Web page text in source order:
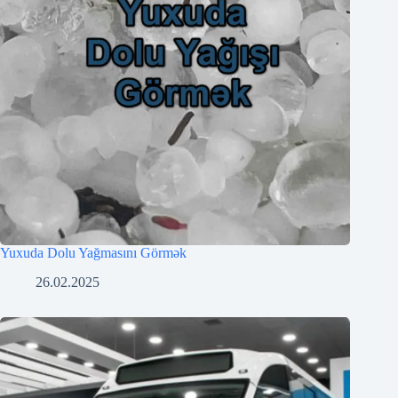
Yuxuda Dolu Yağmasını Görmək
26.02.2025